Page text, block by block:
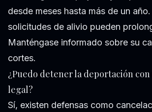
desde meses hasta más de un
solicitudes de alivio pueden
Manténgase informado sobre su
cortes.
¿Puedo detener la deportación con
legal?
Sí, existen defensas como